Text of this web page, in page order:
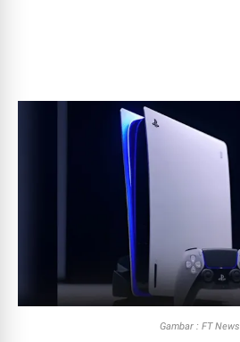
Gambar : FT News